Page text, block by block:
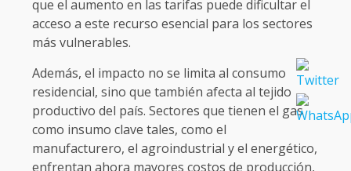
que el aumento en las tarifas puede dificultar el
acceso a este recurso esencial para los sectores
más vulnerables.
Además, el impacto no se limita al consumo
residencial, sino que también afecta al tejido
productivo del país. Sectores que tienen el gas
como insumo clave tales, como el
manufacturero, el agroindustrial y el energético,
enfrentan ahora mayores costos de producción,